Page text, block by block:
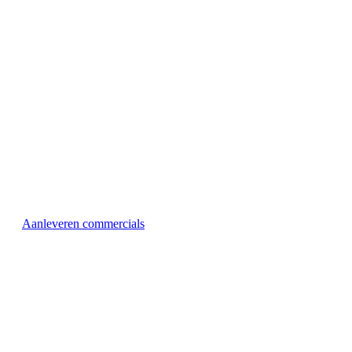
Aanleveren commercials